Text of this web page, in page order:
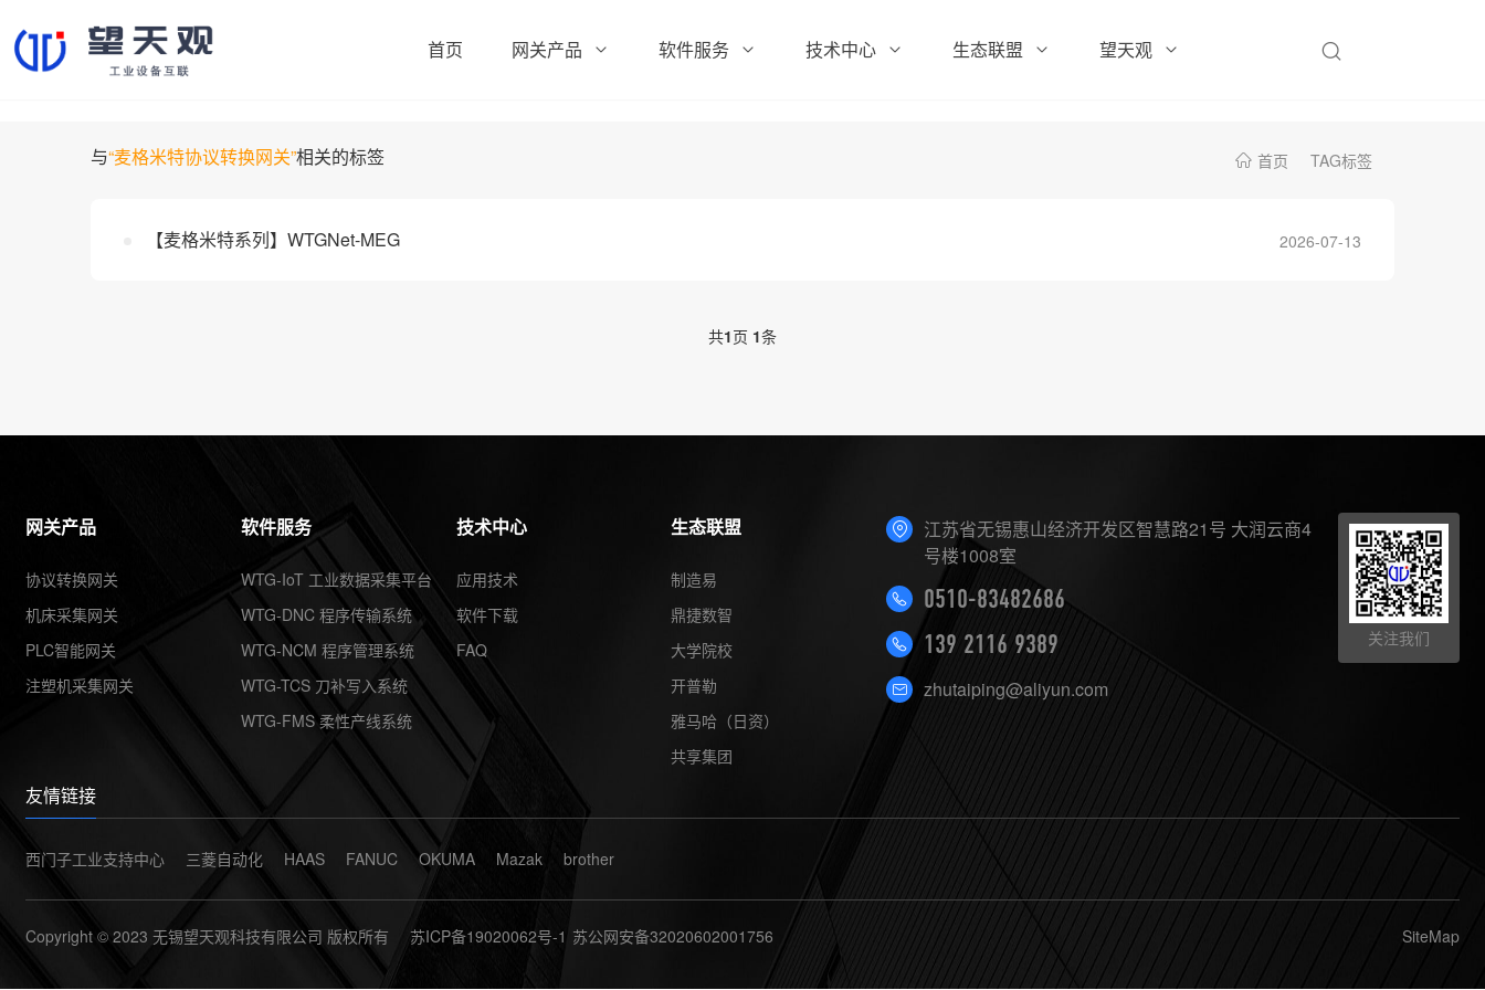
首页 网关产品
机床采集网关
软件服务 技术中心 生态联盟
雅马哈（日资）
望天观
与“麦格米特协议转换网关”相关的标签 首页 TAG标签
【麦格米特系列】WTGNet-MEG 2026-07-13
共1页 1条
网关产品
协议转换网关
机床采集网关
PLC智能网关
注塑机采集网关
软件服务
WTG-IoT 工业数据采集平台
WTG-DNC 程序传输系统
WTG-NCM 程序管理系统
WTG-TCS 刀补写入系统
WTG-FMS 柔性产线系统
技术中心
应用技术
软件下载
FAQ
生态联盟
制造易
鼎捷数智
大学院校
开普勒
雅马哈（日资）
共享集团
江苏省无锡惠山经济开发区智慧路21号 大润云商4
号楼1008室
0510-83482686
139 2116 9389
zhutaiping@aliyun.com
关注我们
友情链接
西门子工业支持中心 三菱自动化 HAAS FANUC OKUMA Mazak brother
Copyright © 2023 无锡望天观科技有限公司 版权所有 苏ICP备19020062号-1 苏公网安备32020602001756 SiteMap
AI智能助手 转人工 ×
您好，我是望天观智能助手，很高兴为您服务
3.网关与软采方案如何选择？